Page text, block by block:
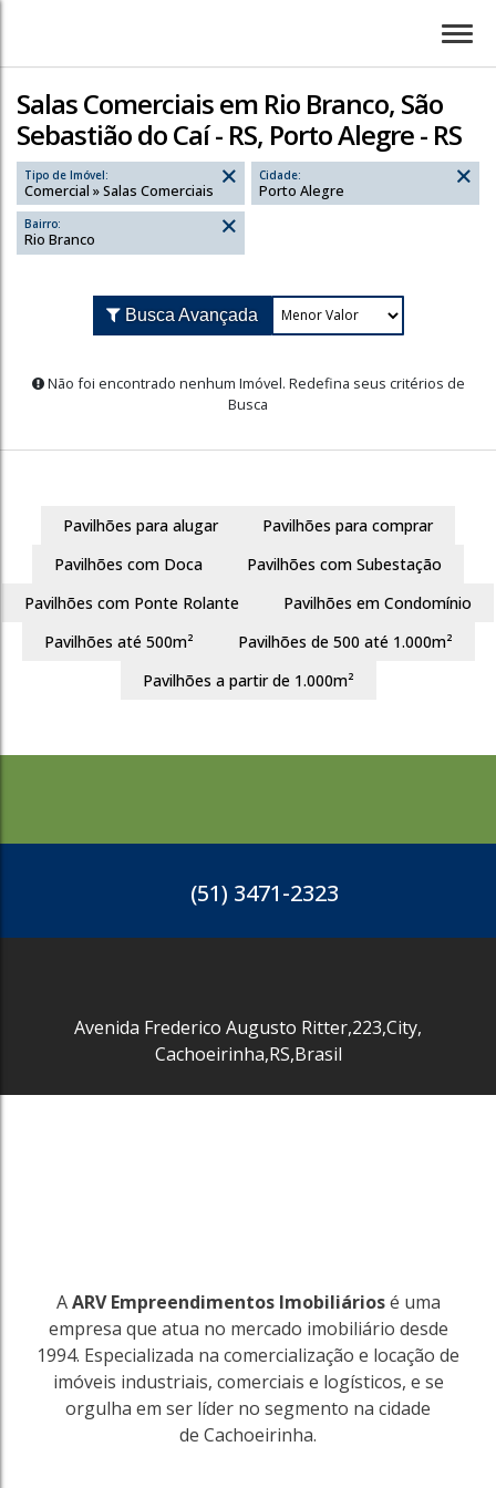
Salas Comerciais em Rio Branco, São
Sebastião do Caí - RS, Porto Alegre - RS
Tipo de Imóvel:
Comercial » Salas Comerciais
Cidade:
Porto Alegre
Bairro:
Busca Avançada
Pavilhões para alugar
Pavilhões para comprar
Pavilhões com Doca
Pavilhões com Subestação
Pavilhões com Ponte Rolante
Pavilhões em Condomínio
Pavilhões até 500m²
Pavilhões de 500 até 1.000m²
Pavilhões a partir de 1.000m²
(51) 3471-2323
Avenida Frederico Augusto Ritter,223,City,
Cachoeirinha,RS,Brasil
AARV Empreendimentos Imobiliáriosé uma
empresa que atua no mercado imobiliário desde
1994. Especializada na comercialização e locação de
imóveis industriais, comerciais e logísticos, e se
orgulha em ser líder no segmento na cidade
de Cachoeirinha.